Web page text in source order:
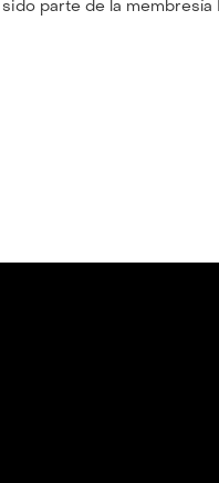
parte de la membresía